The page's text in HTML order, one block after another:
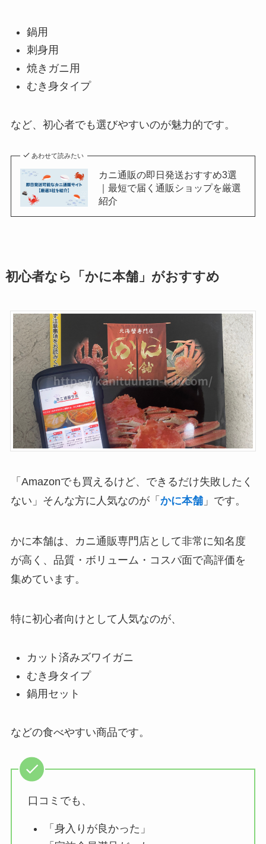
鍋用
刺身用
焼きガニ用
むき身タイプ
など、初心者でも選びやすいのが魅力的です。
あわせて読みたい
カニ通販の即日発送おすすめ3選
｜最短で届く通販ショップを厳選
紹介
初心者なら「かに本舗」がおすすめ
「Amazonでも買えるけど、できるだけ失敗したく
ない」そんな方に人気なのが「 かに本舗」です。
かに本舗は、カニ通販専門店として非常に知名度
が高く、品質・ボリューム・コスパ面で高評価を
集めています。
特に初心者向けとして人気なのが、
カット済みズワイガニ
むき身タイプ
鍋用セット
などの食べやすい商品です。
口コミでも、
「身入りが良かった」